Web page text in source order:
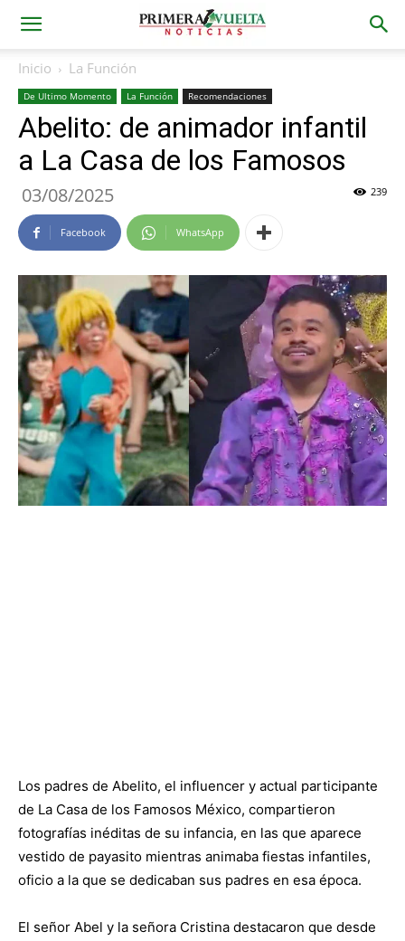
Inicio La Función
De Ultimo Momento La Función Recomendaciones
Abelito: de animador infantil
a La Casa de los Famosos
03/08/2025 239
Facebook WhatsApp
Los padres de Abelito, el influencer y actual participante
de La Casa de los Famosos México, compartieron
fotografías inéditas de su infancia, en las que aparece
vestido de payasito mientras animaba fiestas infantiles,
oficio a la que se dedicaban sus padres en esa época.
El señor Abel y la señora Cristina destacaron que desde